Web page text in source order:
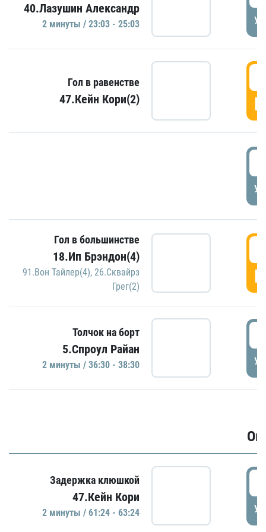
40.Лазушин Александр
2 минуты / 23:03 - 25:03
Гол в равенстве
47.Кейн Кори(2)
Гол в большинстве
18.Ип Брэндон(4)
91.Вон Тайлер(4), 26.Сквайрз
Грег(2)
Толчок на борт
5.Спроул Райан
2 минуты / 36:30 - 38:30
Задержка клюшкой
47.Кейн Кори
2 минуты / 61:24 - 63:24